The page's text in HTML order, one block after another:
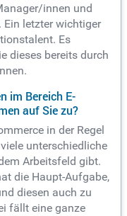
innen und
Ein letzter wichtiger
Es
dieses bereits durch
im Bereich E-
auf Sie zu?
in der Regel
unterschiedliche
Arbeitsfeld gibt.
die Haupt-Aufgabe,
diesen auch zu
fällt eine ganze